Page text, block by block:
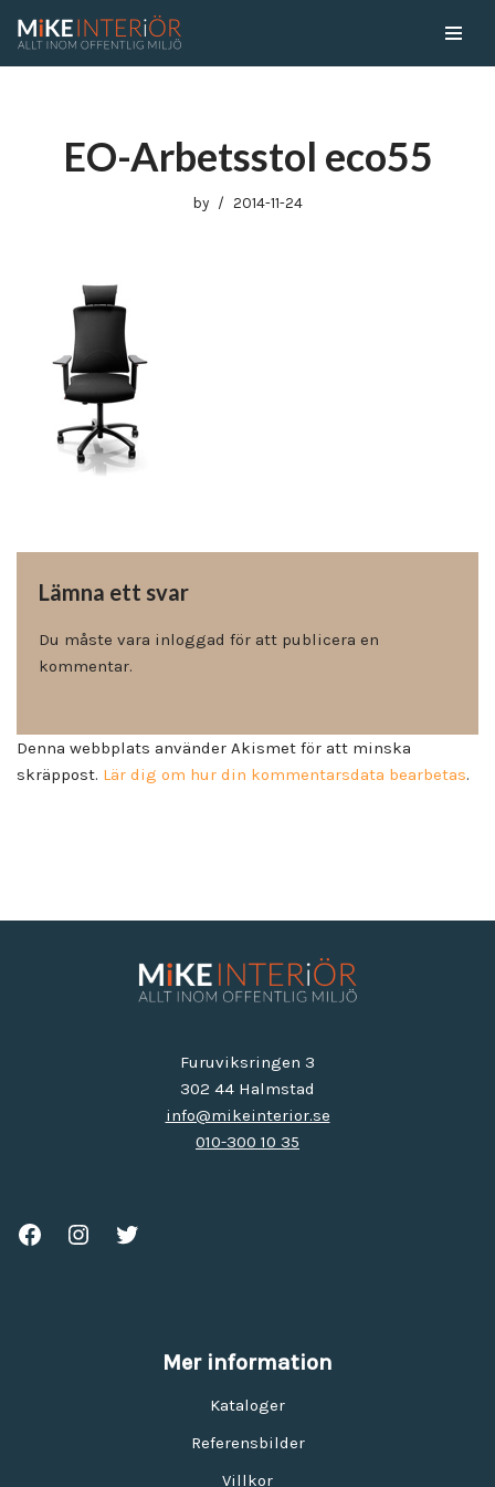
EO-Arbetsstol eco55
by 2014-11-24
Lämna ett svar
Du måste vara inloggad för att publicera en
kommentar.
Denna webbplats använder Akismet för att minska
skräppost. Lär dig om hur din kommentarsdata bearbetas.
Furuviksringen 3
302 44 Halmstad
info@mikeinterior.se
010-300 10 35
Mer information
Kataloger
Referensbilder
Villkor